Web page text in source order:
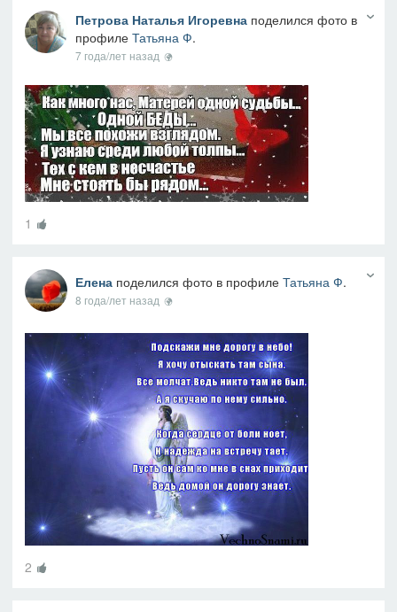
Петрова Наталья Игоревнаподелился фото в
профиле Татьяна Ф.
7 года/лет назад
1
Еленаподелился фото в профиле Татьяна Ф.
8 года/лет назад
2